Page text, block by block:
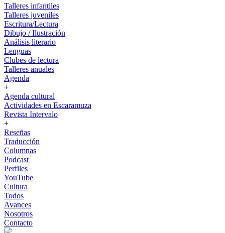
Talleres infantiles
Talleres juveniles
Escritura/Lectura
Dibujo / Ilustración
Análisis literario
Lenguas
Clubes de lectura
Talleres anuales
Agenda
+
Agenda cultural
Actividades en Escaramuza
Revista Intervalo
+
Reseñas
Traducción
Columnas
Podcast
Perfiles
YouTube
Cultura
Todos
Avances
Nosotros
Contacto